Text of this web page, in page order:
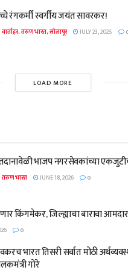
रंगकर्मी स्वर्गीय जयंत सावरकर!
वार्ताहर, तरुण भारत, सोलापूर JULY 23, 2025
LOAD MORE
भाजप नगरसेवकांच्या
तरुण भारत JUNE 18, 2026 0
किंगमेकर, जिल्ह्याचा बारावा
0
भारत तिसरी सर्वात मोठी
गोरे